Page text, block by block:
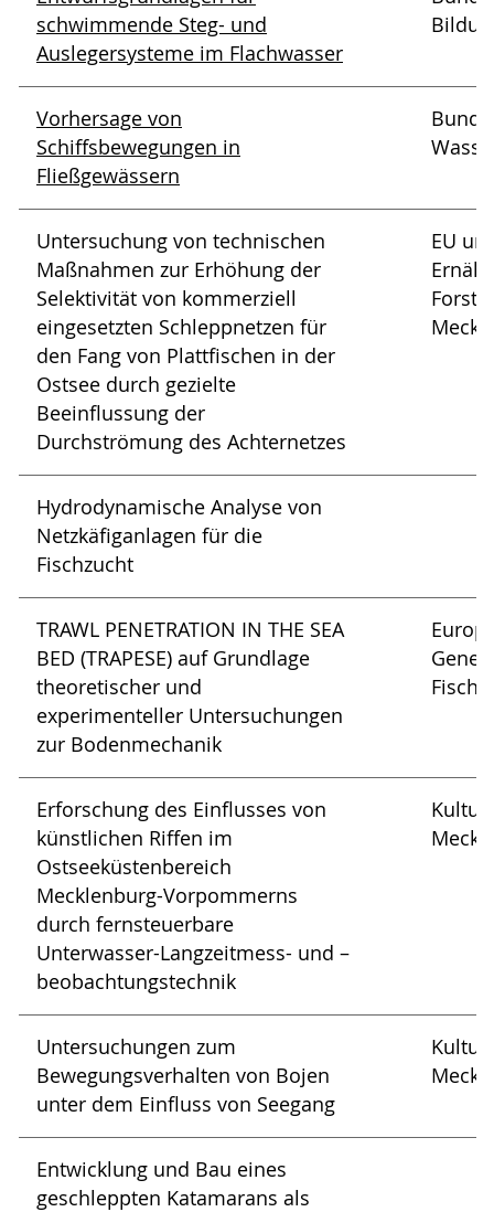
schwimmende Steg- und
Auslegersysteme im Flachwasser
Vorhersage von
Schiffsbewegungen in
Fließgewässern
Untersuchung von technischen
Maßnahmen zur Erhöhung der
Selektivität von kommerziell
eingesetzten Schleppnetzen für
den Fang von Plattfischen in der
Ostsee durch gezielte
Beeinflussung der
Durchströmung des Achternetzes
EU
Hydrodynamische Analyse von
Netzkäfiganlagen für die
Fischzucht
TRAWL PENETRATION IN THE SEA
BED (TRAPESE) auf Grundlage
theoretischer und
experimenteller Untersuchungen
zur Bodenmechanik
Erforschung des Einflusses von
künstlichen Riffen im
Ostseeküstenbereich
Mecklenburg-Vorpommerns
durch fernsteuerbare
Unterwasser-Langzeitmess- und –
beobachtungstechnik
Untersuchungen zum
Bewegungsverhalten von Bojen
unter dem Einfluss von Seegang
Entwicklung und Bau eines
geschleppten Katamarans als